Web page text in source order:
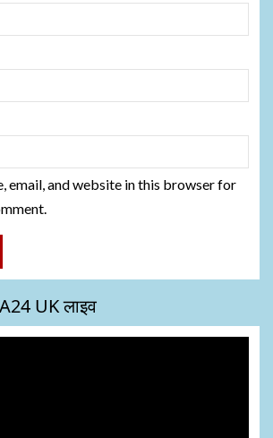
email, and website in this browser for
UK लाइव